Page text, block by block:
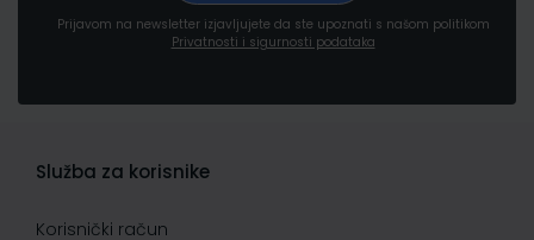
Prijavom na newsletter izjavljujete da ste upoznati s našom politikom
Privatnosti i sigurnosti podataka
Služba za korisnike
Korisnički račun